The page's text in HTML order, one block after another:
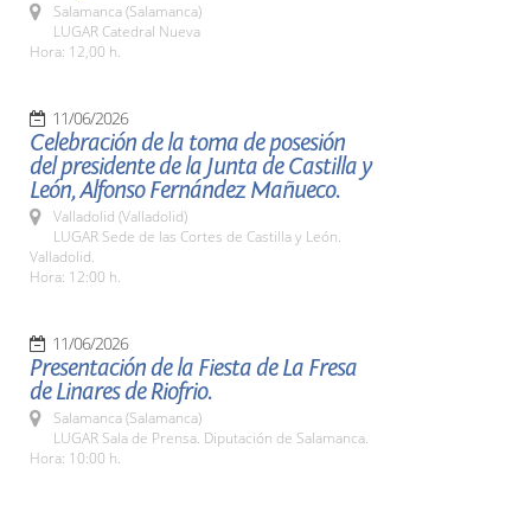
Salamanca (Salamanca)
LUGAR Catedral Nueva
Hora: 12,00 h.
11/06/2026
Celebración de la toma de posesión
del presidente de la Junta de Castilla y
León, Alfonso Fernández Mañueco.
Valladolid (Valladolid)
LUGAR Sede de las Cortes de Castilla y León.
Valladolid.
Hora: 12:00 h.
11/06/2026
Presentación de la Fiesta de La Fresa
de Linares de Riofrio.
Salamanca (Salamanca)
LUGAR Sala de Prensa. Diputación de Salamanca.
Hora: 10:00 h.